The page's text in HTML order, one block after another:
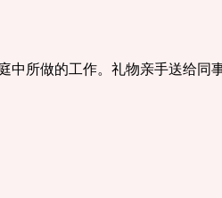
所做的工作。礼物亲手送给同